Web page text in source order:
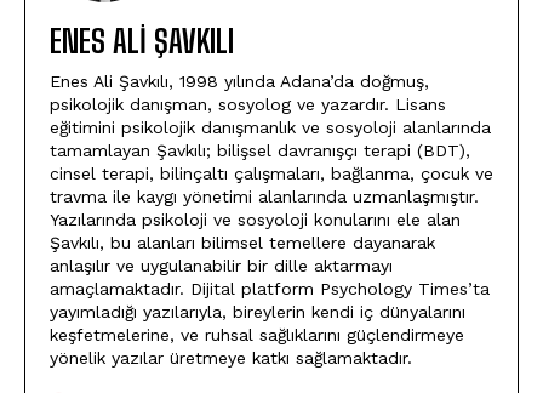
ENES ALI ŞAVKILI
Enes Ali Şavkılı, 1998 yılında Adana’da doğmuş,
psikolojik danışman, sosyolog ve yazardır. Lisans
eğitimini psikolojik danışmanlık ve sosyoloji alanlarında
tamamlayan Şavkılı; bilişsel davranışçı terapi (BDT),
cinsel terapi, bilinçaltı çalışmaları, bağlanma, çocuk ve
travma ile kaygı yönetimi alanlarında uzmanlaşmıştır.
Yazılarında psikoloji ve sosyoloji konularını ele alan
Şavkılı, bu alanları bilimsel temellere dayanarak
anlaşılır ve uygulanabilir bir dille aktarmayı
amaçlamaktadır. Dijital platform Psychology Times’ta
yayımladığı yazılarıyla, bireylerin kendi iç dünyalarını
keşfetmelerine, ve ruhsal sağlıklarını güçlendirmeye
yönelik yazılar üretmeye katkı sağlamaktadır.